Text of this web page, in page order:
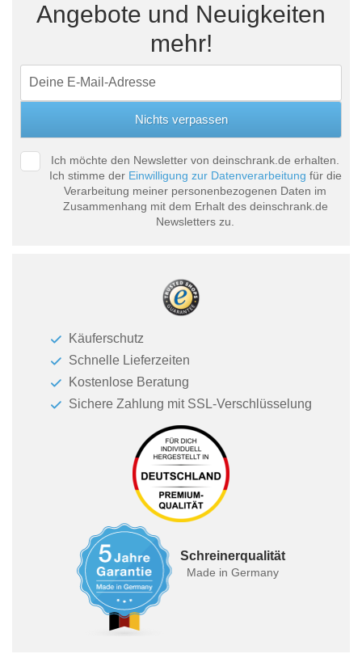
Angebote und Neuigkeiten
mehr!
Ich möchte den Newsletter von deinschrank.de erhalten.
Ich stimme der Einwilligung zur Datenverarbeitung für die
Verarbeitung meiner personenbezogenen Daten im
Zusammenhang mit dem Erhalt des deinschrank.de
Newsletters zu.
Käuferschutz
Schnelle Lieferzeiten
Kostenlose Beratung
Sichere Zahlung mit SSL-Verschlüsselung
Schreinerqualität
Made in Germany